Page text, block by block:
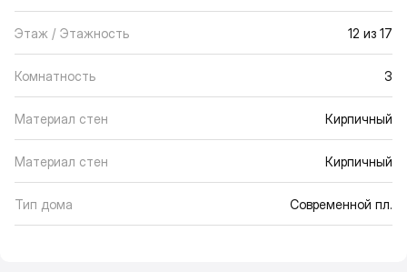
Этаж / Этажность 12 из 17
Комнатность 3
Материал стен Кирпичный
Материал стен Кирпичный
Тип дома Современной пл.